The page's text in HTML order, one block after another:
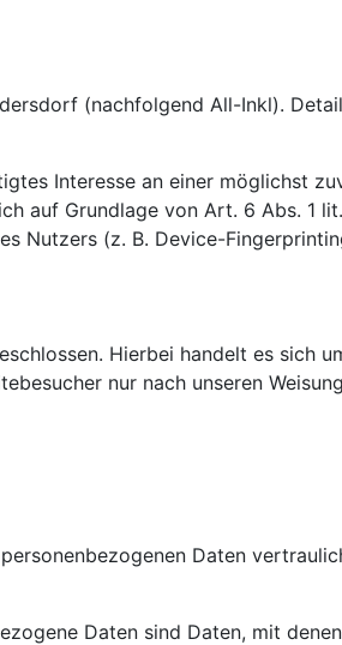
(nachfolgend All-Inkl).
Interesse an einer möglichst
auf Grundlage von Art. 6 Abs. 1
(z. B. Device-
Hierbei handelt es sich
nur nach unseren
Daten
Daten sind Daten, mit